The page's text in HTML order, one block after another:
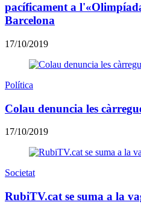
pacíficament a
Barcelona
17/10/2019
Política
Colau denuncia les
17/10/2019
Societat
RubiTV.cat se suma a la